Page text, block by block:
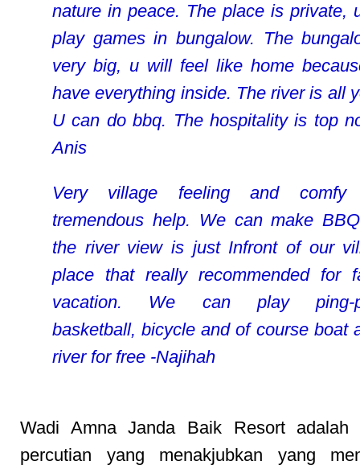
nature in peace. The place is private,
play games in bungalow. The
very big, u will feel like home
have everything inside. The river is all
U can do bbq. The hospitality is top
Anis
Very village feeling and comfy
tremendous help. We can make
the river view is just Infront of our
place that really recommended for
vacation. We can play ping-
basketball, bicycle and of course boat
river for free -Najihah
Wadi Amna Janda Baik Resort adalah
percutian yang menakjubkan yang